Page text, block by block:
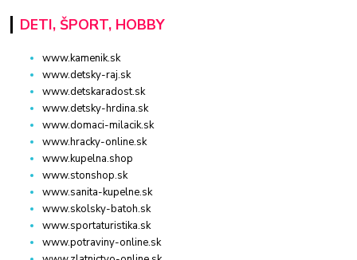
DETI, ŠPORT, HOBBY
www.kamenik.sk
www.detsky-raj.sk
www.detskaradost.sk
www.detsky-hrdina.sk
www.domaci-milacik.sk
www.hracky-online.sk
www.kupelna.shop
www.stonshop.sk
www.sanita-kupelne.sk
www.skolsky-batoh.sk
www.sportaturistika.sk
www.potraviny-online.sk